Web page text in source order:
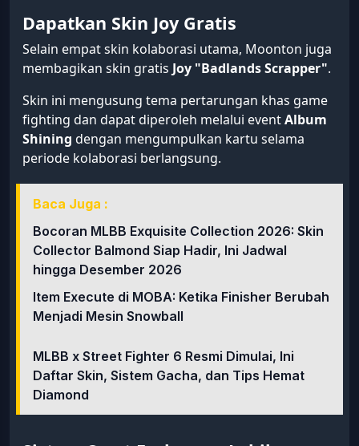
Dapatkan Skin Joy Gratis
Selain empat skin kolaborasi utama, Moonton juga
membagikan skin gratis Joy "Badlands Scrapper".
Skin ini mengusung tema pertarungan khas game
fighting dan dapat diperoleh melalui eventAlbum
Shining dengan mengumpulkan kartu selama
periode kolaborasi berlangsung.
Baca Juga :
Bocoran MLBB Exquisite Collection 2026: Skin
Collector Balmond Siap Hadir, Ini Jadwal
hingga Desember 2026
Item Execute di MOBA: Ketika Finisher Berubah
Menjadi Mesin Snowball
MLBB x Street Fighter 6 Resmi Dimulai, Ini
Daftar Skin, Sistem Gacha, dan Tips Hemat
Diamond